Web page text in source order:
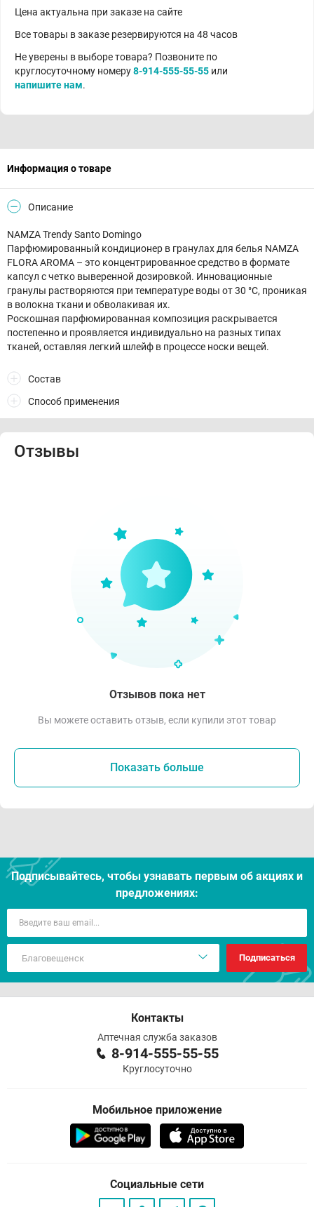
Цена актуальна при заказе на сайте
Все товары в заказе резервируются на 48 часов
Не уверены в выборе товара? Позвоните по
круглосуточному номеру8-914-555-55-55 или
напишите нам.
Информация о товаре
Описание
NAMZA Trendy Santo Domingo
Парфюмированный кондиционер в гранулах для белья NAMZA
FLORA AROMA – это концентрированное средство в формате
капсул с четко выверенной дозировкой. Инновационные
гранулы растворяются при температуре воды от 30 °С, проникая
в волокна ткани и обволакивая их.
Роскошная парфюмированная композиция раскрывается
постепенно и проявляется индивидуально на разных типах
тканей, оставляя легкий шлейф в процессе носки вещей.
Состав
Способ применения
Отзывы
Отзывов пока нет
Вы можете оставить отзыв, если купили этот товар
Показать больше
Подписывайтесь, чтобы узнавать первым об акцияx и
предложениях:
Подписаться
Контакты
Аптечная служба заказов
8-914-555-55-55
Круглосуточно
Мобильное приложение
Социальные сети